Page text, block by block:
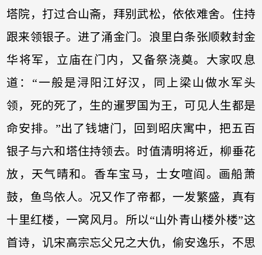
塔院，打过合山斋，拜别武松，依依难舍。住持
跟来领银子。进了涌金门。浪里白条张顺敕封金
华将军，立庙在门内，又备祭浇奠。大家叹息
道：“一般是浔阳江好汉，同上梁山做水军头
领，死的死了，生的暹罗国为王，可见人生都是
命安排。”出了钱塘门，回到昭庆寓中，把五百
银子与六和塔住持领去。时值清明将近，柳垂花
放，天气晴和。香车宝马，士女喧阎。画船萧
鼓，鱼鸟依人。况又作了帝都，一发繁盛，真有
十里红楼，一窝风月。所以“山外青山楼外楼”这
首诗，讥宋高宗忘父兄之大仇，偷安逸乐，不思